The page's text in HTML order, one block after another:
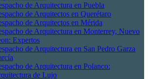
de Arquitectura en Puebla
de Arquitectos en Querétaro
de Arquitectos en Mérida
de Arquitectura en Monterrey, Nuevo
Expertos
de Arquitectura en San Pedro Garza
de Arquitectura en Polanco:
de Lujo